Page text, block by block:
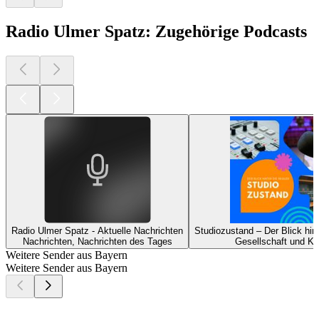
Radio Ulmer Spatz: Zugehörige Podcasts
Radio Ulmer Spatz - Aktuelle Nachrichten
Nachrichten, Nachrichten des Tages
Studiozustand – Der Blick
Gesellschaft und
Weitere Sender aus Bayern
Weitere Sender aus Bayern